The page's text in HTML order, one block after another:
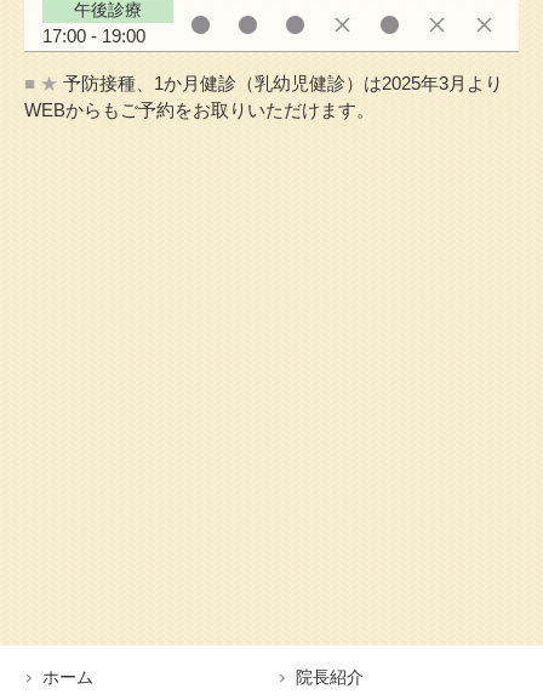
午後診療
17:00 - 19:00
■ ★ 予防接種、1か月健診（乳幼児健診）は2025年3月より
WEBからもご予約をお取りいただけます。
ホーム 院長紹介